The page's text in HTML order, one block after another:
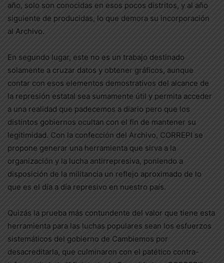
año, solo son conocidas en esos pocos distritos, y al año
siguiente de producidas, lo que demora su incorporación
al Archivo.
En segundo lugar, este no es un trabajo destinado
solamente a cruzar datos y obtener gráficos, aunque
contar con esos elementos demostrativos del alcance de
la represión estatal sea sumamente útil y permita acceder
a una realidad que padecemos a diario pero que los
distintos gobiernos ocultan con el fin de mantener su
legitimidad. Con la confección del Archivo, CORREPI se
propone generar una herramienta que sirva a la
organización y la lucha antirrepresiva, poniendo a
disposición de la militancia un reflejo aproximado de lo
que es el día a día represivo en nuestro país.
Quizás la prueba más contundente del valor que tiene esta
herramienta para las luchas populares sean los esfuerzos
sistemáticos del gobierno de Cambiemos por
desacreditarla, que culminaron con el patético contra-